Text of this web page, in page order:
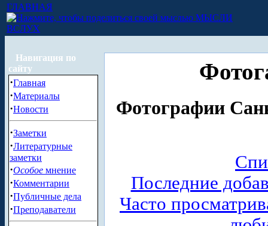
ГЛАВНАЯ
МЫСЛИ
ВСЛУХ
Навигация по
сайту
·Главная
·Материалы
·Новости
·Заметки
·Литературные
заметки
·Особое мнение
·Комментарии
·Публичные дела
·Преподаватели
Фотографии
Последние
Часто